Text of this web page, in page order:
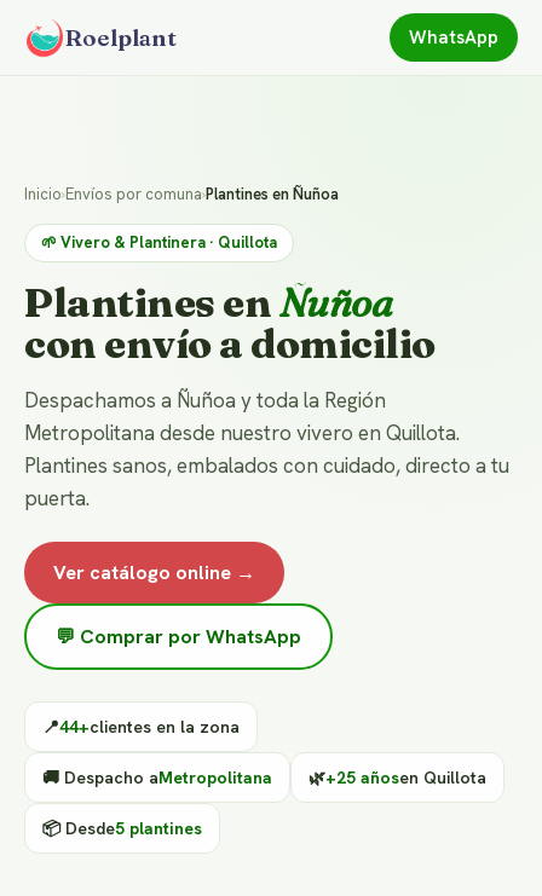
Roelplant WhatsApp
Inicio›Envíos por comuna›Plantines en Ñuñoa
🌱 Vivero & Plantinera · Quillota
Plantines enÑuñoa
con envío a domicilio
Despachamos a Ñuñoa y toda la Región
Metropolitana desde nuestro vivero en Quillota.
Plantines sanos, embalados con cuidado, directo a tu
puerta.
Ver catálogo online →
💬 Comprar por WhatsApp
📍44+clientes en la zona
🚚 Despacho aMetropolitana 🌿+25 añosen Quillota
📦 Desde5 plantines